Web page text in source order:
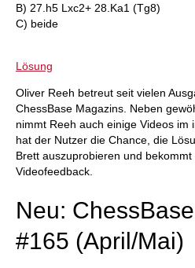
B) 27.h5 Lxc2+ 28.Ka1 (Tg8)
C) beide
Lösung
Oliver Reeh betreut seit vielen
ChessBase Magazins. Neben
nimmt Reeh auch einige Videos
hat der Nutzer die Chance, die
Brett auszuprobieren und
Videofeedback.
Neu:
#165 (April/Mai)